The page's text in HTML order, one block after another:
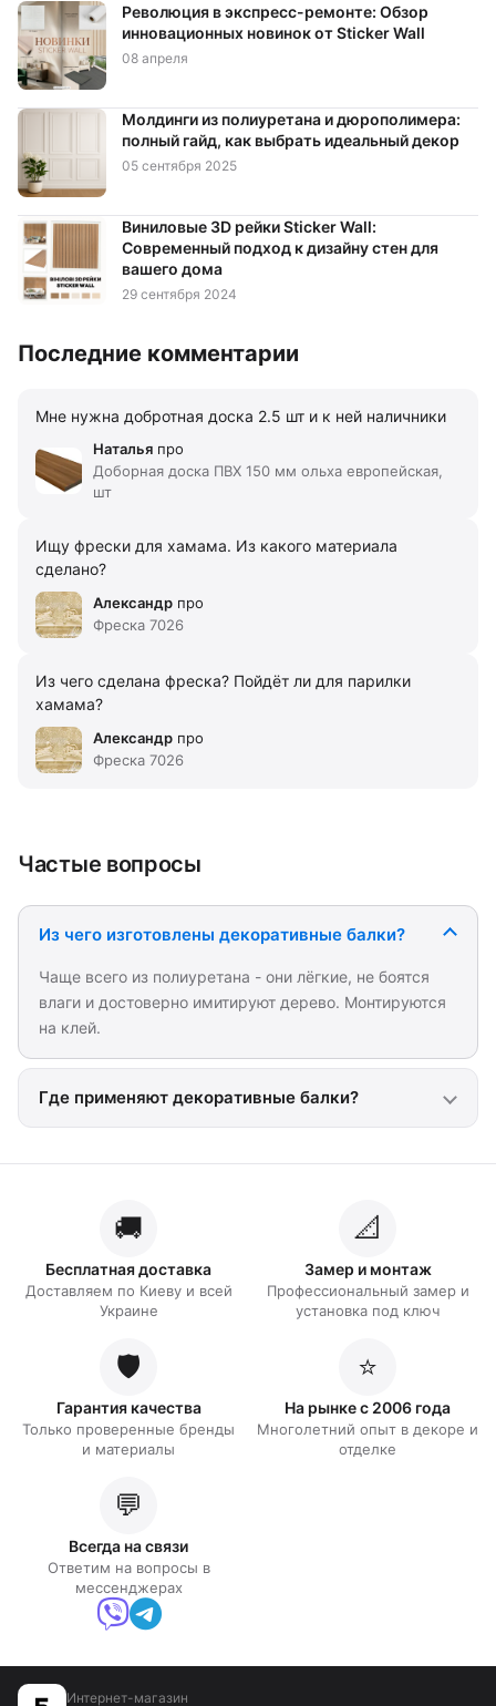
Революция в экспресс-ремонте: Обзор
инновационных новинок от Sticker Wall
08 апреля
Молдинги из полиуретана и дюрополимера:
полный гайд, как выбрать идеальный декор
05 сентября 2025
Виниловые 3D рейки Sticker Wall:
Современный подход к дизайну стен для
вашего дома
29 сентября 2024
Последние комментарии
Мне нужна добротная доска 2.5 шт и к ней наличники
Наталья про
Доборная доска ПВХ 150 мм ольха европейская,
шт
Ищу фрески для хамама. Из какого материала
сделано?
Александр про
Фреска 7026
Из чего сделана фреска? Пойдёт ли для парилки
хамама?
Александр про
Фреска 7026
Частые вопросы
Из чего изготовлены декоративные балки?
Чаще всего из полиуретана - они лёгкие, не боятся
влаги и достоверно имитируют дерево. Монтируются
на клей.
Где применяют декоративные балки?
🚚
Бесплатная доставка
Доставляем по Киеву и всей
Украине
📐
Замер и монтаж
Профессиональный замер и
установка под ключ
🛡️
Гарантия качества
Только проверенные бренды
и материалы
⭐
На рынке с 2006 года
Многолетний опыт в декоре и
отделке
💬
Всегда на связи
Ответим на вопросы в
мессенджерах
Интернет-магазин